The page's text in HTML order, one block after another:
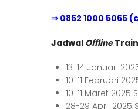
⇒ 0852 1000 5065
Jadwal Offline
13-14 Januari
10-11 Februari
10-11 Maret 2025
28-29 April 2025